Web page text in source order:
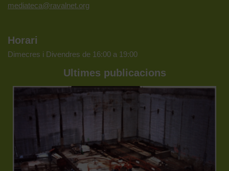
mediateca@ravalnet.org
Horari
Dimecres i Divendres de 16:00 a 19:00
Ultimes publicacions